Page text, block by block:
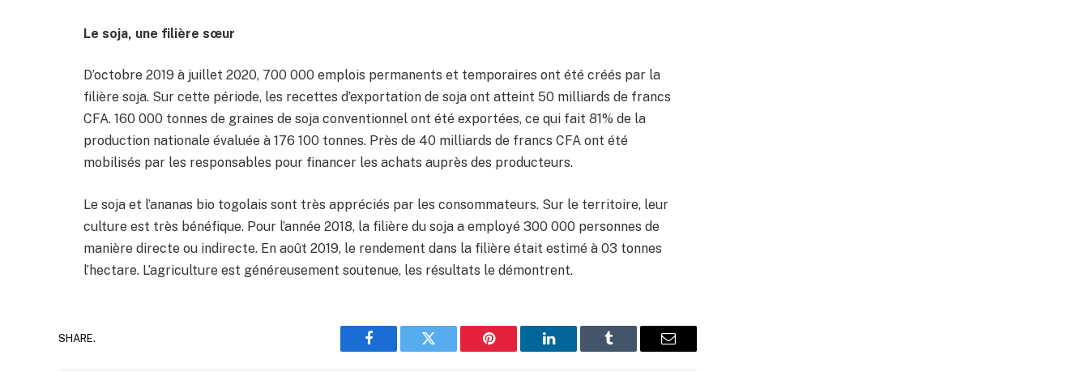
Le soja, une filière sœur
D’octobre 2019 à juillet 2020, 700 000 emplois permanents et temporaires ont été créés par la
filière soja. Sur cette période, les recettes d’exportation de soja ont atteint 50 milliards de francs
CFA. 160 000 tonnes de graines de soja conventionnel ont été exportées, ce qui fait 81% de la
production nationale évaluée à 176 100 tonnes. Près de 40 milliards de francs CFA ont été
mobilisés par les responsables pour financer les achats auprès des producteurs.
Le soja et l’ananas bio togolais sont très appréciés par les consommateurs. Sur le territoire, leur
culture est très bénéfique. Pour l’année 2018, la filière du soja a employé 300 000 personnes de
manière directe ou indirecte. En août 2019, le rendement dans la filière était estimé à 03 tonnes
l’hectare. L’agriculture est généreusement soutenue, les résultats le démontrent.
SHARE.
Facebook Twitter Pinterest LinkedIn Tumblr Email